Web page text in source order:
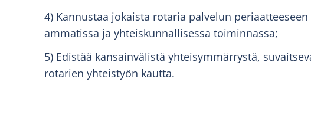
4) Kannustaa jokaista rotaria palvelun
ammatissa ja yhteiskunnallisessa toiminnassa;
5) Edistää kansainvälistä yhteisymmärrystä,
rotarien yhteistyön kautta.